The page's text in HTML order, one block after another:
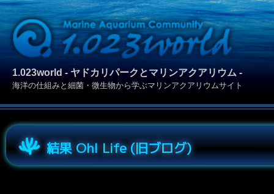
1.023world - ヤドカリパークとマリンアクアリウム -
海洋の仕組みと細菌・微生物から学ぶマリンアクアリウムサイト
結果 Oh! Life (旧ブログ)